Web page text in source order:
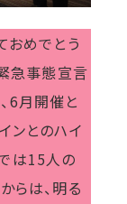
おめでとう
急事態宣言
6月開催と
ンとのハイ
は15人の
らは、明る